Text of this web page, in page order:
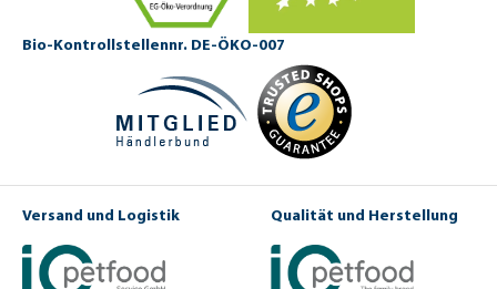
Bio-Kontrollstellennr. DE-ÖKO-007
Versand und Logistik Qualität und Herstellung